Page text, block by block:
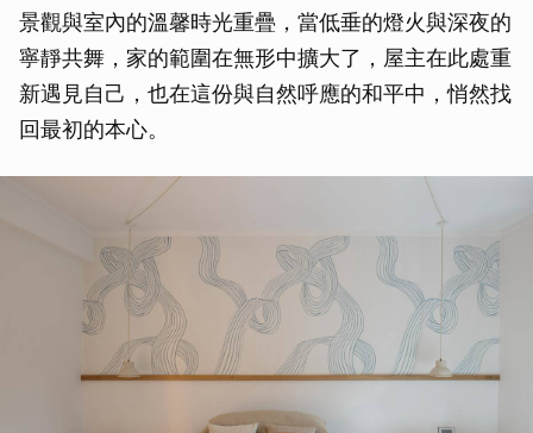
景觀與室內的溫馨時光重疊，當低垂的燈火與深夜的
寧靜共舞，家的範圍在無形中擴大了，屋主在此處重
新遇見自己，也在這份與自然呼應的和平中，悄然找
回最初的本心。